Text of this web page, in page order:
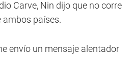
Carve, Nin dijo que no corre
ambos países.
envío un mensaje alentador